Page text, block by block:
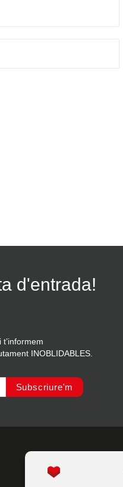
d'entrada!
INOBLIDABLES.
Subscriure'm